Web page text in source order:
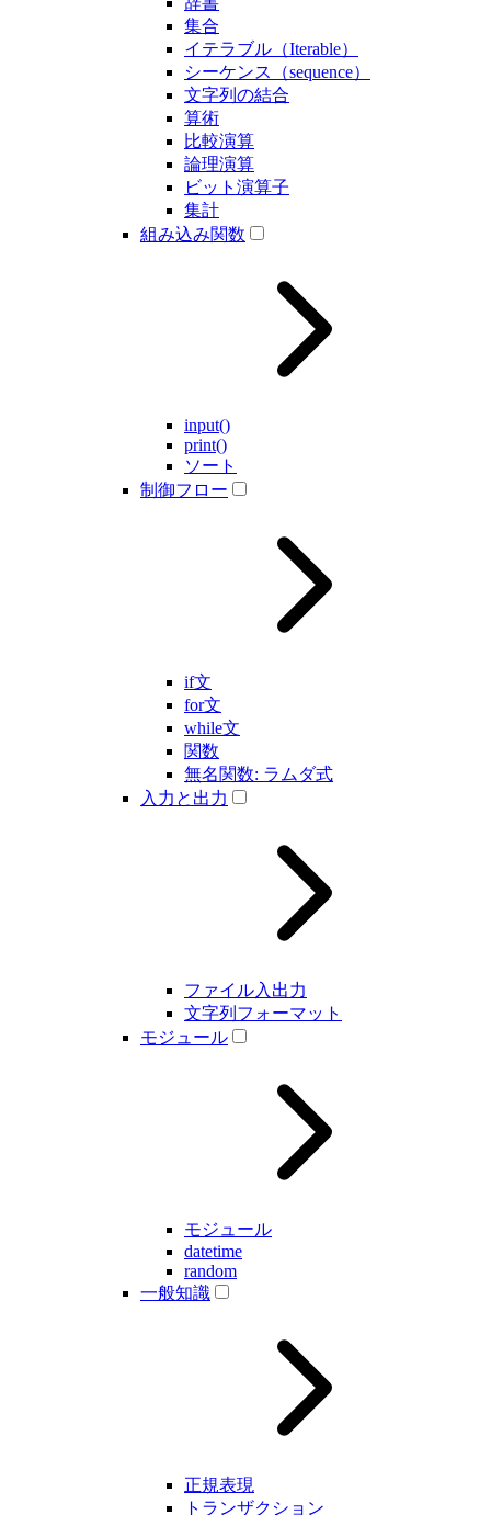
集合
イテラブル（Iterable）
シーケンス（sequence）
文字列の結合
算術
比較演算
論理演算
ビット演算子
集計
組み込み関数
input()
print()
ソート
制御フロー
if文
for文
while文
関数
無名関数: ラムダ式
入力と出力
ファイル入出力
文字列フォーマット
モジュール
モジュール
datetime
random
一般知識
正規表現
トランザクション